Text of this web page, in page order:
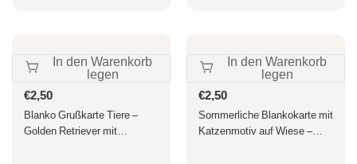
In den Warenkorb
legen
Normaler
Preis
€2,50
Blanko Grußkarte Tiere –
Golden Retriever mit
In den Warenkorb
legen
Normaler
Preis
€2,50
Sommerliche Blankokarte mit
Katzenmotiv auf Wiese –